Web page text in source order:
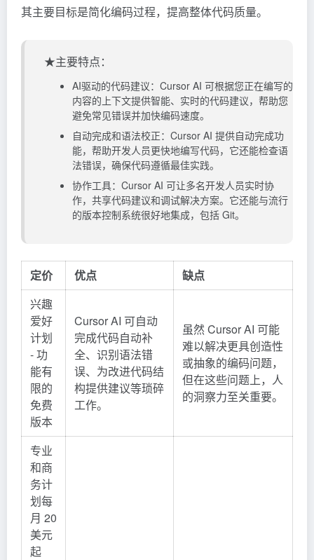
其主要目标是简化编码过程，提高整体代码质量。
★主要特点：
AI驱动的代码建议：Cursor AI 可根据您正在编写的
内容的上下文提供智能、实时的代码建议，帮助您
避免常见错误并加快编码速度。
自动完成和语法校正：Cursor AI 提供自动完成功
能，帮助开发人员更快地编写代码，它还能检查语
法错误，确保代码遵循最佳实践。
协作工具：Cursor AI 可让多名开发人员实时协
作，共享代码建议和调试解决方案。它还能与流行
的版本控制系统很好地集成，包括 Git。
定价 优点
缺点
兴趣
爱好
计划
- 功
能有
限的
免费
版本
Cursor AI 可自动
完成代码自动补
全、识别语法错
误、为改进代码结
构提供建议等琐碎
工作。
虽然 Cursor AI 可能
难以解决更具创造性
或抽象的编码问题，
但在这些问题上，人
的洞察力至关重要。
专业
和商
务计
划每
月 20
美元
起